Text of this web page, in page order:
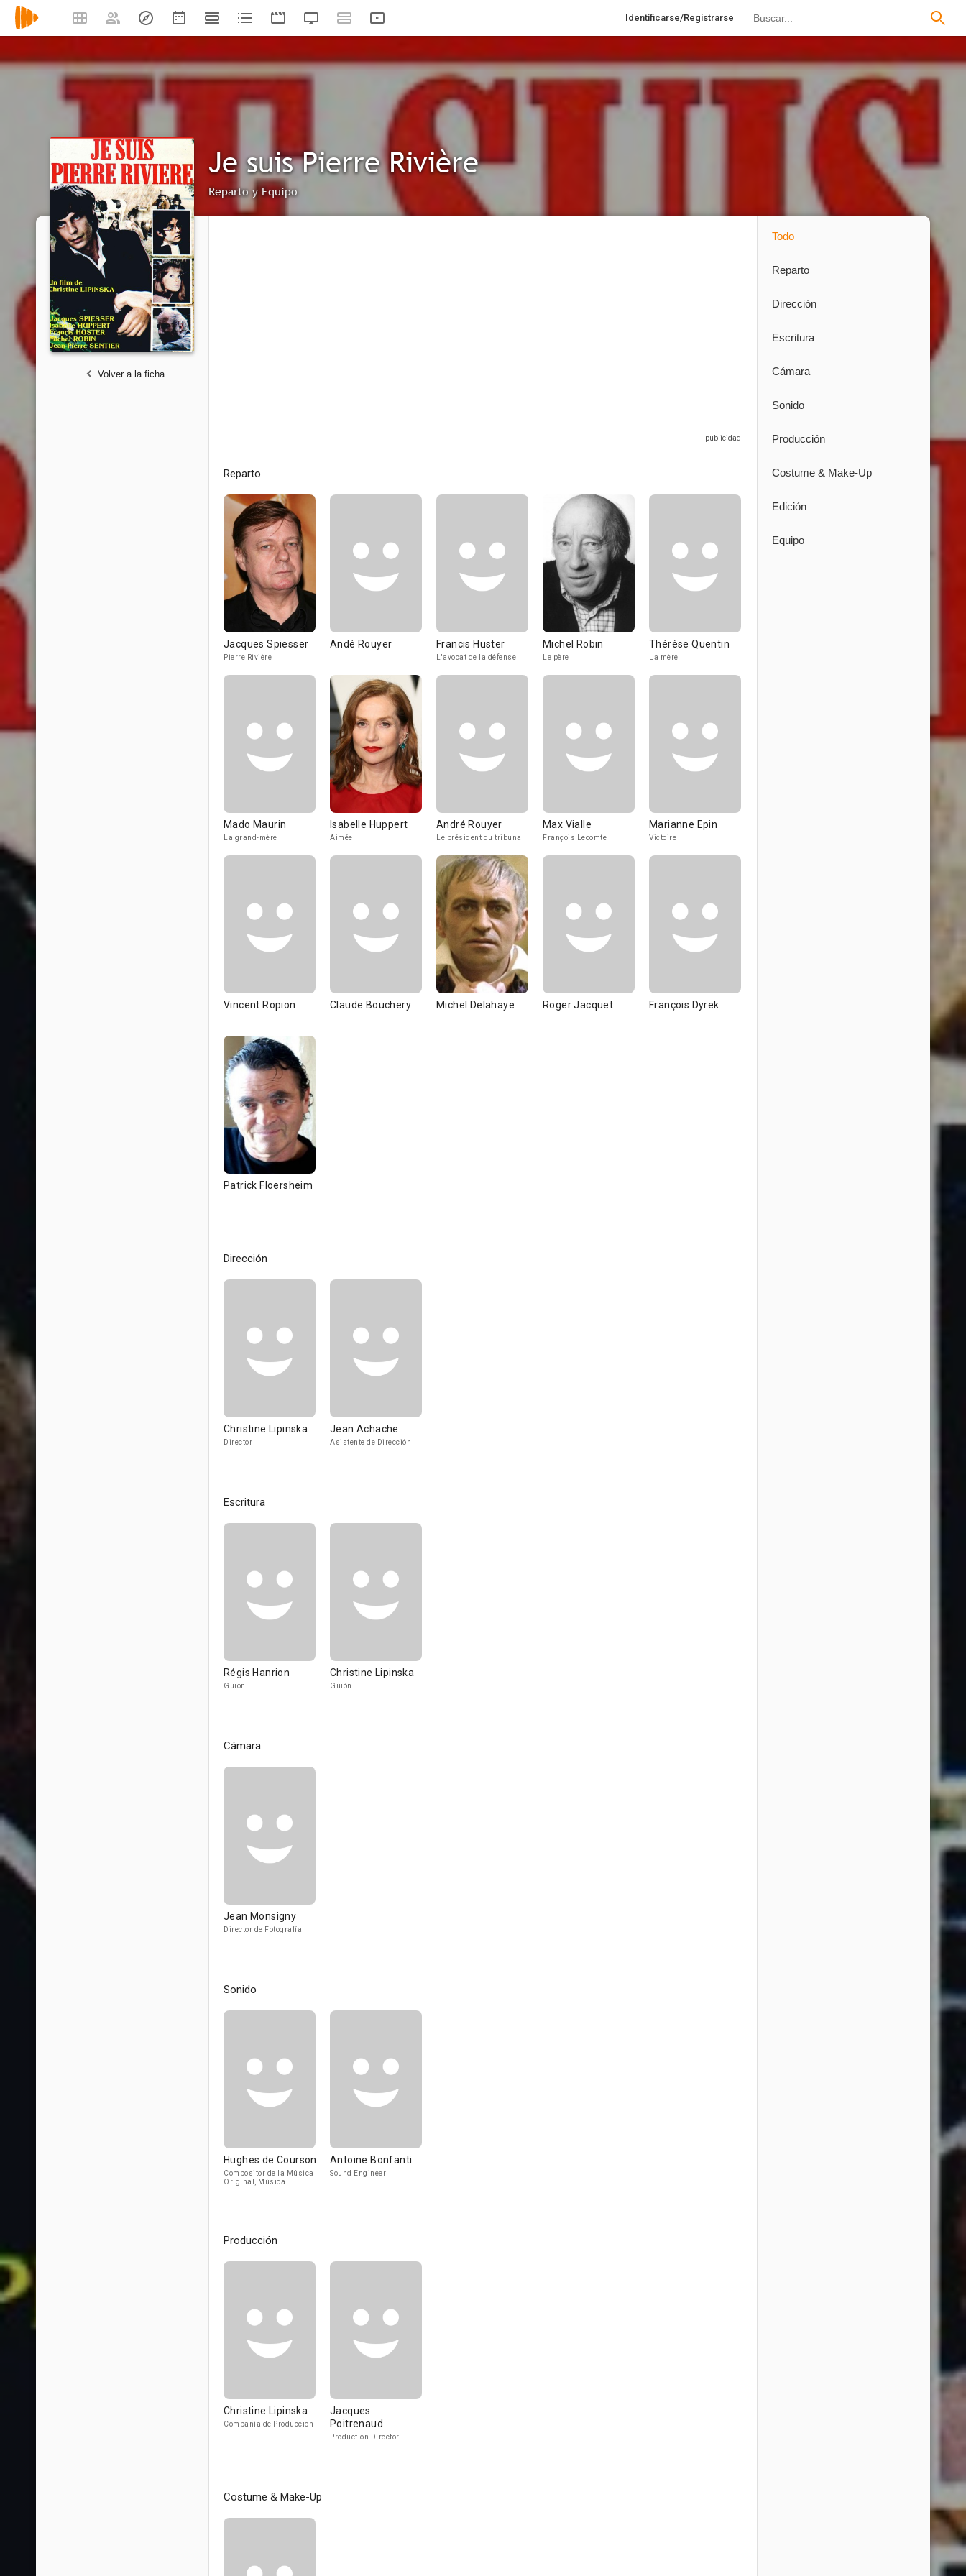
Identificarse/Registrarse
Je suis Pierre Rivière
Reparto y Equipo
Volver a la ficha
Reparto
Jacques Spiesser
Pierre Rivière
Andé Rouyer Francis Huster
L'avocat de la défense
Michel Robin
Le père
Thérèse Quentin
La mère
Mado Maurin
La grand-mère
Isabelle Huppert
Aimée
André Rouyer
Le président du tribunal
Max Vialle
François Lecomte
Marianne Epin
Victoire
Vincent Ropion Claude Bouchery Michel Delahaye Roger Jacquet François Dyrek
Patrick Floersheim
Dirección
Christine Lipinska
Director
Jean Achache
Asistente de Dirección
Escritura
Régis Hanrion
Guión
Christine Lipinska
Guión
Cámara
Jean Monsigny
Director de Fotografía
Sonido
Hughes de Courson
Compositor de la Música
Original, Música
Antoine Bonfanti
Sound Engineer
Producción
Christine Lipinska
Compañía de Produccion
Jacques
Poitrenaud
Production Director
Costume & Make-Up
Todo
Reparto
Dirección
Escritura
Cámara
Sonido
Producción
Costume & Make-Up
Edición
Equipo